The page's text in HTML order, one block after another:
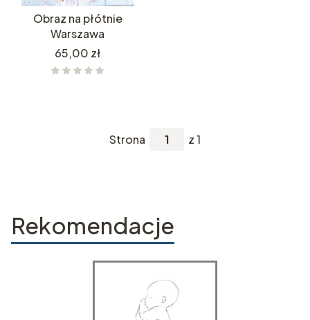
Obraz na płótnie
Warszawa
Cena
65,00 zł
Strona z 1
Rekomendacje